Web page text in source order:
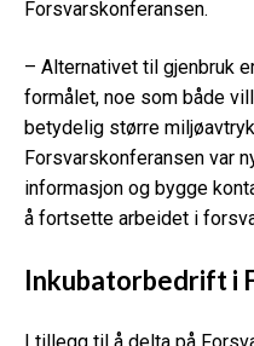
Forsvarskonferansen.
– Alternativet til gjenbruk
formålet, noe som både
betydelig større
Forsvarskonferansen var
informasjon og bygge
å fortsette arbeidet i
Inkubatorbedrift i